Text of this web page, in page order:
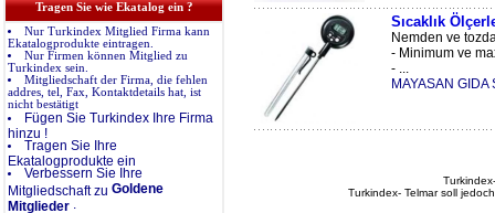
Tragen Sie wie Ekatalog ein ?
Nur Turkindex Mitglied Firma kann
Ekatalogprodukte eintragen.
Nur Firmen können Mitglied zu
Turkindex sein.
Mitgliedschaft der Firma, die fehlen
addres, tel, Fax, Kontaktdetails hat, ist
nicht bestätigt
Fügen Sie Turkindex Ihre Firma
hinzu !
Tragen Sie Ihre
Ekatalogprodukte ein
Verbessern Sie Ihre
Mitgliedschaft zu Goldene
Mitglieder .
Sıcaklık
Nemden ve
- Minimum ve
- ...
MAYASAN GIDA
Turkindex- Telmar soll